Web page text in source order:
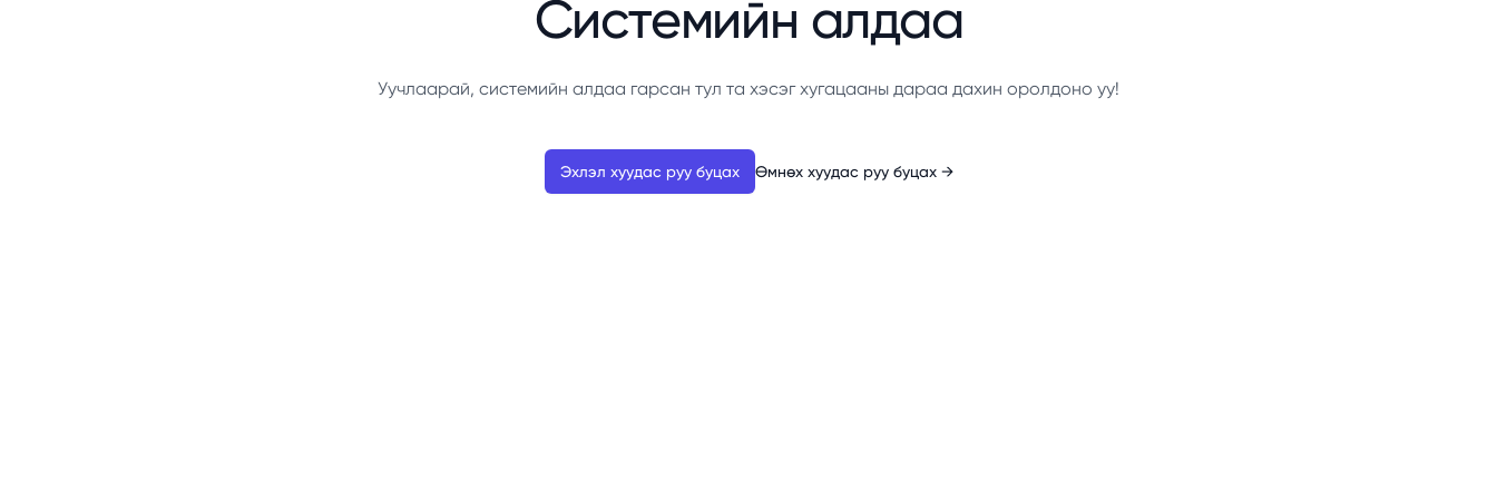
Системийн алдаа
Уучлаарай, системийн алдаа гарсан тул та хэсэг хугацааны дараа дахин оролдоно уу!
Эхлэл хуудас руу буцах Өмнөх хуудас руу буцах →